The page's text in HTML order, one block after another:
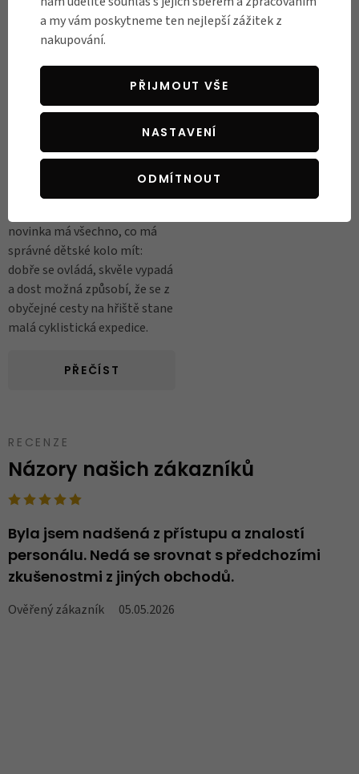
skladem! Zelená
limitka vyráží do
Zelená vlna právě dorazila do
limitovaná edice dětských kol
RASCAL Sapphire přiváží svěží
barvu, lehký rám, dětskou
prvního šlapacího kola až po
novinka má všechno, co má
správné dětské kolo mít:
dobře se ovládá, skvěle vypadá
a dost možná způsobí, že se z
obyčejné cesty na hřiště stane
malá cyklistická expedice.
PŘEČÍST
RECENZE
Názory našich zákazníků
Byla jsem nadšená z přístupu a znalostí
personálu. Nedá se srovnat s předchozími
zkušenostmi z jiných obchodů.
Ověřený zákazník 05.05.2026
a my vám poskytneme ten nejlepší zážitek z
nakupování.
PŘIJMOUT VŠE
NASTAVENÍ
ODMÍTNOUT